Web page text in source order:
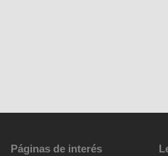
Páginas de interés